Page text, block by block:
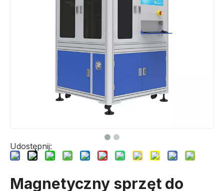
Udostępnij:
Magnetyczny sprzęt do